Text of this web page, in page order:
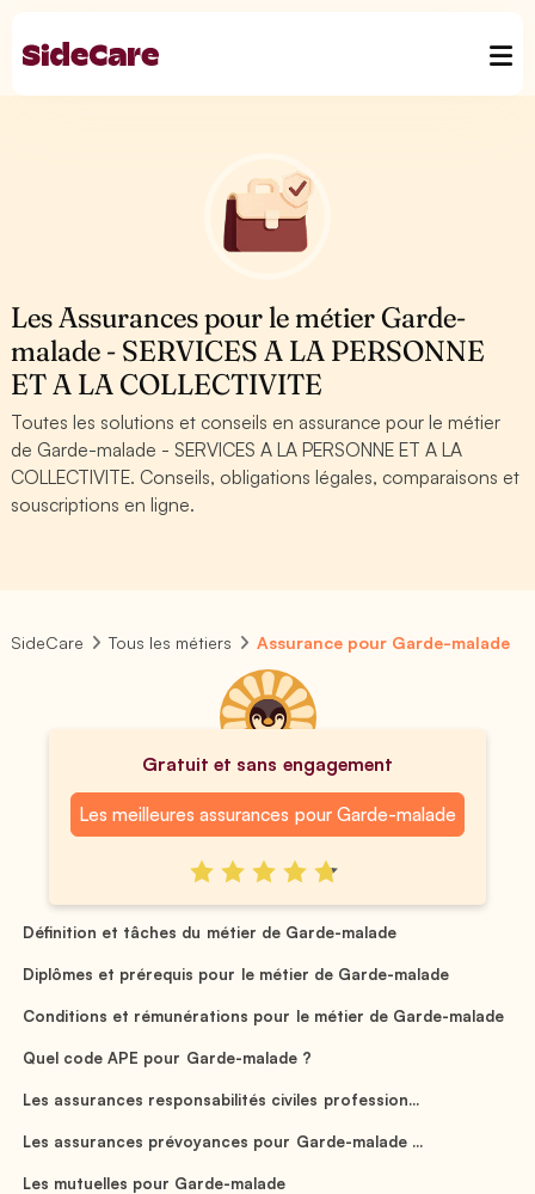
Les Assurances pour le métier Garde-
malade - SERVICES A LA PERSONNE
ET A LA COLLECTIVITE
Toutes les solutions et conseils en assurance pour le métier
de Garde-malade - SERVICES A LA PERSONNE ET A LA
COLLECTIVITE. Conseils, obligations légales, comparaisons et
souscriptions en ligne.
SideCare Tous les métiers Assurance pour Garde-malade
Gratuit et sans engagement
Les meilleures assurances pour Garde-malade
Définition et tâches du métier de Garde-malade
Diplômes et prérequis pour le métier de Garde-malade
Conditions et rémunérations pour le métier de Garde-malade
Quel code APE pour Garde-malade ?
Les assurances responsabilités civiles profession...
Les assurances prévoyances pour Garde-malade ...
Les mutuelles pour Garde-malade